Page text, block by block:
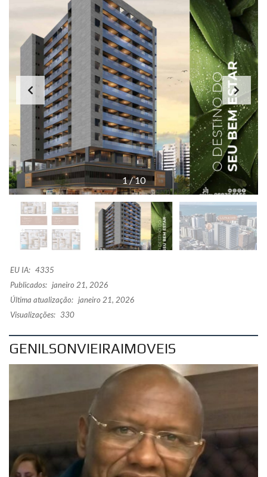
s
A
p
p
b
o
o
k
e
1/10
EU IA: 4335
Publicados: janeiro 21, 2026
Última atualização: janeiro 21, 2026
Visualizações: 330
GENILSONVIEIRAIMOVEIS